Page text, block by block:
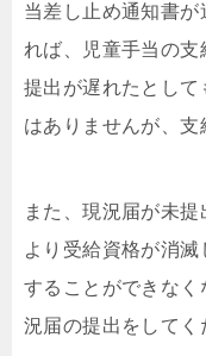
当差し止め通知書
れば、児童手当の支
提出が遅れたとして
はありませんが、支
また、現況届が未
より受給資格が消
することができなく
況届の提出をしてく